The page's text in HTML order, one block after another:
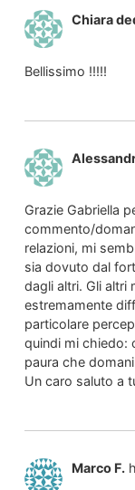
Chiara
Bellissimo !!!!!
Grazie Gabriella
commento/
relazioni, mi
sia dovuto dal
dagli altri. Gli altri
estremamente
particolare
quindi mi chiedo:
paura che
Un caro saluto a
Marco F.